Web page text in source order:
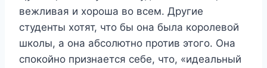
вежливая и хороша во всем. Другие
студенты хотят, что бы она была королевой
школы, а она абсолютно против этого. Она
спокойно признается себе, что, «идеальный